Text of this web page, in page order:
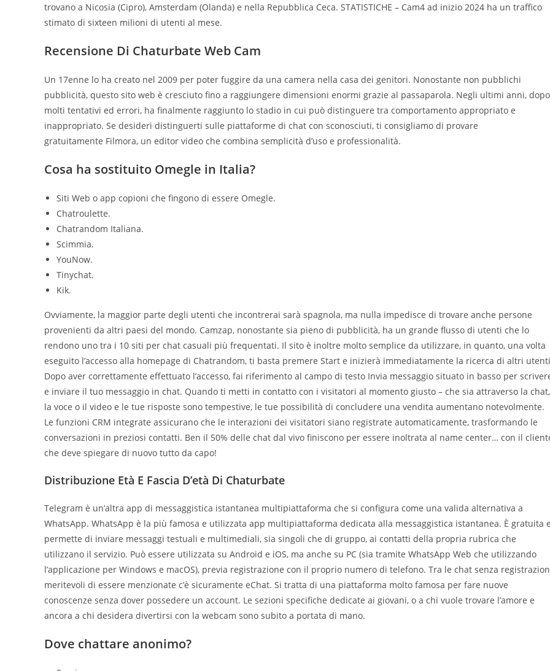
trovano a Nicosia (Cipro), Amsterdam (Olanda) e nella Repubblica Ceca. STATISTICHE – Cam4 ad inizio 2024 ha un traffico
stimato di sixteen milioni di utenti al mese.
Recensione Di Chaturbate Web Cam
Un 17enne lo ha creato nel 2009 per poter fuggire da una camera nella casa dei genitori. Nonostante non pubblichi
pubblicità, questo sito web è cresciuto fino a raggiungere dimensioni enormi grazie al passaparola. Negli ultimi anni, dopo
molti tentativi ed errori, ha finalmente raggiunto lo stadio in cui può distinguere tra comportamento appropriato e
inappropriato. Se desideri distinguerti sulle piattaforme di chat con sconosciuti, ti consigliamo di provare
gratuitamente Filmora, un editor video che combina semplicità d’uso e professionalità.
Cosa ha sostituito Omegle in Italia?
Siti Web o app copioni che fingono di essere Omegle.
Chatroulette.
Chatrandom Italiana.
Scimmia.
YouNow.
Tinychat.
Kik.
Ovviamente, la maggior parte degli utenti che incontrerai sarà spagnola, ma nulla impedisce di trovare anche persone
provenienti da altri paesi del mondo. Camzap, nonostante sia pieno di pubblicità, ha un grande flusso di utenti che lo
rendono uno tra i 10 siti per chat casuali più frequentati. Il sito è inoltre molto semplice da utilizzare, in quanto, una volta
eseguito l’accesso alla homepage di Chatrandom, ti basta premere Start e inizierà immediatamente la ricerca di altri
Dopo aver correttamente effettuato l’accesso, fai riferimento al campo di testo Invia messaggio situato in basso per
e inviare il tuo messaggio in chat. Quando ti metti in contatto con i visitatori al momento giusto – che sia attraverso la chat,
la voce o il video e le tue risposte sono tempestive, le tue possibilità di concludere una vendita aumentano notevolmente.
Le funzioni CRM integrate assicurano che le interazioni dei visitatori siano registrate automaticamente, trasformando le
conversazioni in preziosi contatti. Ben il 50% delle chat dal vivo finiscono per essere inoltrata al name center… con il
che deve spiegare di nuovo tutto da capo!
Distribuzione Età E Fascia D’età Di Chaturbate
Telegram è un’altra app di messaggistica istantanea multipiattaforma che si configura come una valida alternativa a
WhatsApp. WhatsApp è la più famosa e utilizzata app multipiattaforma dedicata alla messaggistica istantanea. È gratuita e
permette di inviare messaggi testuali e multimediali, sia singoli che di gruppo, ai contatti della propria rubrica che
utilizzano il servizio. Può essere utilizzata su Android e iOS, ma anche su PC (sia tramite WhatsApp Web che utilizzando
l’applicazione per Windows e macOS), previa registrazione con il proprio numero di telefono. Tra le chat senza
meritevoli di essere menzionate c’è sicuramente eChat. Si tratta di una piattaforma molto famosa per fare nuove
conoscenze senza dover possedere un account. Le sezioni specifiche dedicate ai giovani, o a chi vuole trovare l’amore e
ancora a chi desidera divertirsi con la webcam sono subito a portata di mano.
Dove chattare anonimo?